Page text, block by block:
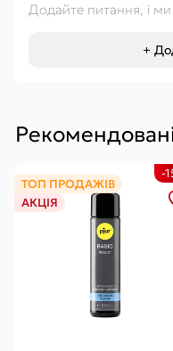
Додайте питання, і
+
ТОП ПРОДАЖІВ
АКЦІЯ
-